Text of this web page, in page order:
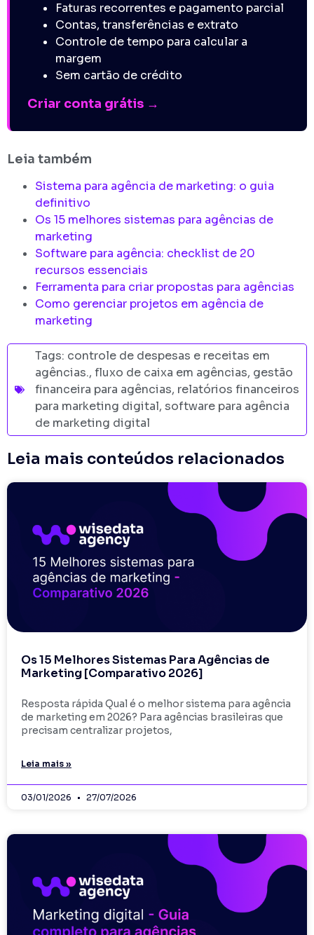
Faturas recorrentes e pagamento parcial
Contas, transferências e extrato
Controle de tempo para calcular a
margem
Sem cartão de crédito
Criar conta grátis →
Leia também
Sistema para agência de marketing: o guia
definitivo
Os 15 melhores sistemas para agências de
marketing
Software para agência: checklist de 20
recursos essenciais
Ferramenta para criar propostas para agências
Como gerenciar projetos em agência de
marketing
Tags: controle de despesas e receitas em
agências., fluxo de caixa em agências, gestão
financeira para agências, relatórios financeiros
para marketing digital, software para agência
de marketing digital
Leia mais conteúdos relacionados
Os 15 Melhores Sistemas Para Agências de
Marketing [Comparativo 2026]
Resposta rápida Qual é o melhor sistema para agência
de marketing em 2026? Para agências brasileiras que
precisam centralizar projetos,
Leia mais »
03/01/2026 27/07/2026